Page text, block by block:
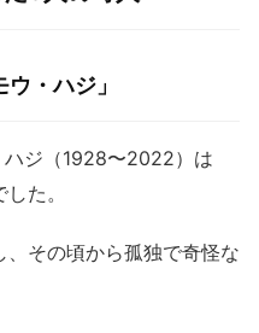
・ハジ」
ジ（1928〜2022）は
た。
その頃から孤独で奇怪な